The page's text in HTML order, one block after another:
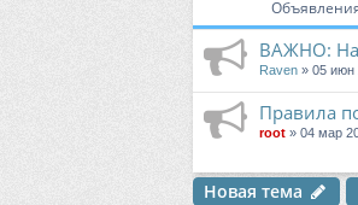
ВАЖНО:
Raven » 05 июн
Правила
root » 04 мар
Новая тема